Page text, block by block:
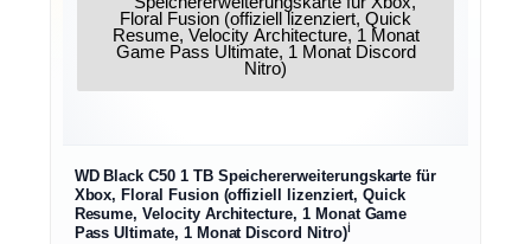
WD Black C50 1 TB Speichererweiterungskarte für
Xbox, Floral Fusion (offiziell lizenziert, Quick
Resume, Velocity Architecture, 1 Monat Game
Pass Ultimate, 1 Monat Discord Nitro)ℹ︎